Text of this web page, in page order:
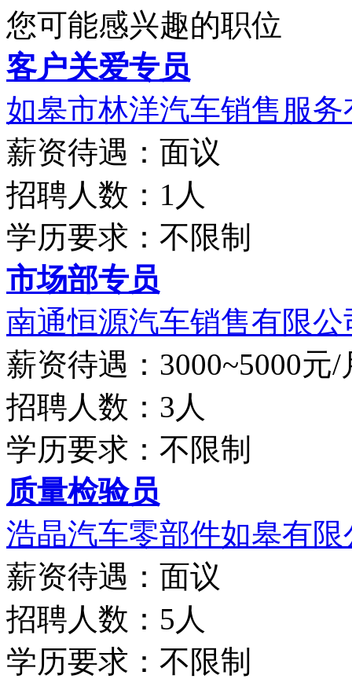
您可能感兴趣的职位
客户关爱专员
如皋市林洋汽车销售服
薪资待遇：面议
招聘人数：1人
学历要求：不限制
市场部专员
南通恒源汽车销售有限公
薪资待遇：3000~5000元/
招聘人数：3人
学历要求：不限制
质量检验员
浩晶汽车零部件如皋有限
薪资待遇：面议
招聘人数：5人
学历要求：不限制